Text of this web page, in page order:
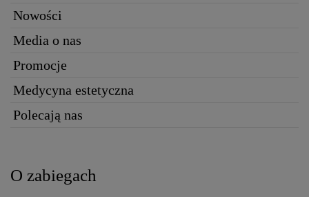
Nowości
Media o nas
Promocje
Medycyna estetyczna
Polecają nas
O zabiegach